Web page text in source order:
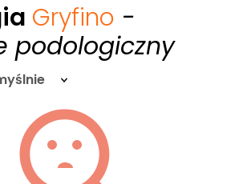
Gryfino -
podologiczny